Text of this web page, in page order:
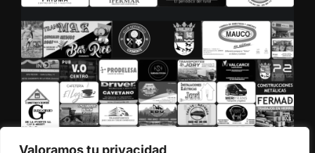
Valoramos tu privacidad